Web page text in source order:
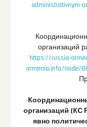
administrativnym-
организаций
https://russia-
armenia.info/node/
организаций (КС
явно